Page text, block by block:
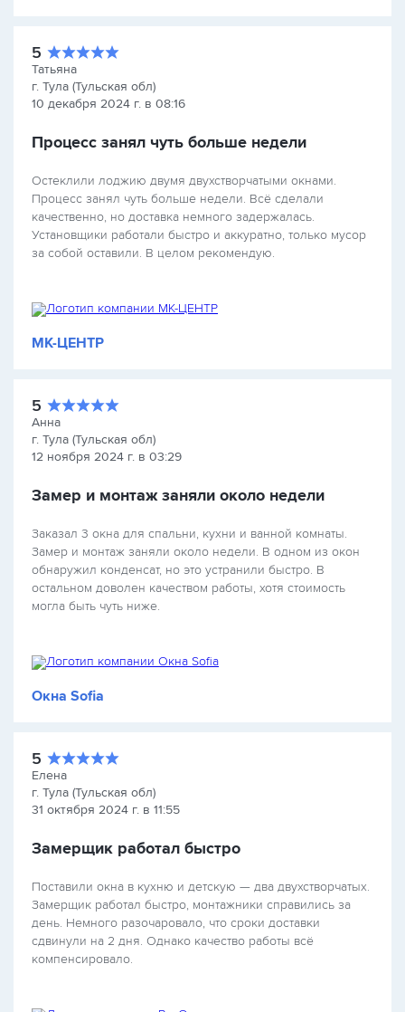
5
Татьяна
г. Тула (Тульская обл)
10 декабря 2024 г. в 08:16
Процесс занял чуть больше недели
Остеклили лоджию двумя двухстворчатыми окнами.
Процесс занял чуть больше недели. Всё сделали
качественно, но доставка немного задержалась.
Установщики работали быстро и аккуратно, только мусор
за собой оставили. В целом рекомендую.
МК-ЦЕНТР
5
Анна
г. Тула (Тульская обл)
12 ноября 2024 г. в 03:29
Замер и монтаж заняли около недели
Заказал 3 окна для спальни, кухни и ванной комнаты.
Замер и монтаж заняли около недели. В одном из окон
обнаружил конденсат, но это устранили быстро. В
остальном доволен качеством работы, хотя стоимость
могла быть чуть ниже.
Окна Sofia
5
Елена
г. Тула (Тульская обл)
31 октября 2024 г. в 11:55
Замерщик работал быстро
Поставили окна в кухню и детскую — два двухстворчатых.
Замерщик работал быстро, монтажники справились за
день. Немного разочаровало, что сроки доставки
сдвинули на 2 дня. Однако качество работы всё
компенсировало.